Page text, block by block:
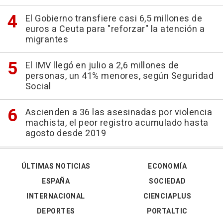
El Gobierno transfiere casi 6,5 millones de
euros a Ceuta para "reforzar" la atención a
migrantes
El IMV llegó en julio a 2,6 millones de
personas, un 41% menores, según Seguridad
Social
Ascienden a 36 las asesinadas por violencia
machista, el peor registro acumulado hasta
agosto desde 2019
ÚLTIMAS NOTICIAS
ESPAÑA
INTERNACIONAL
DEPORTES
ECONOMÍA
SOCIEDAD
CIENCIAPLUS
PORTALTIC